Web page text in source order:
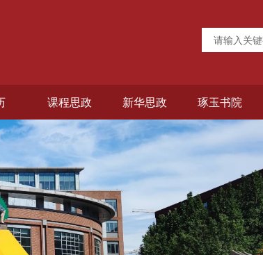
课程思政 新华思政 琢玉书院